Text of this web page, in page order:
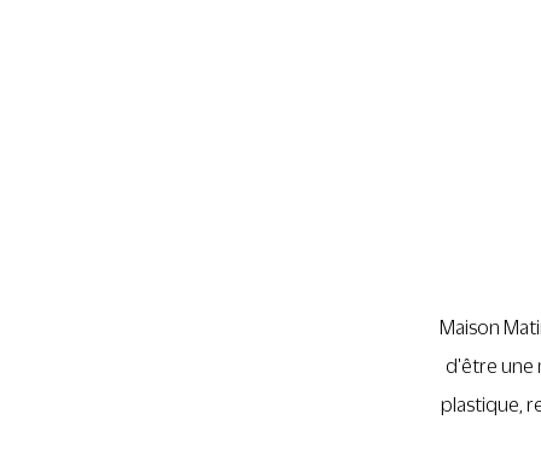
Maison
d'être une
plastique,